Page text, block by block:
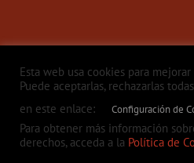
Política de privacidad
Política de Cookies
Esta web usa cookies para
Puede aceptarlas, rechazarlas
en este enlace:
Configuración de
Para obtener más información
derechos, acceda a la Política de